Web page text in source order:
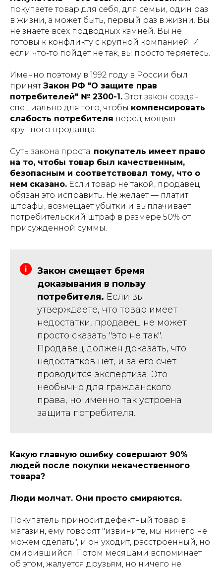
покупаете товар для себя, для семьи, один раз
в жизни, а может быть, первый раз в жизни. Вы
не знаете всех подводных камней. Вы не
готовы к конфликту с крупной компанией. И
если что-то пойдет не так, вы просто теряетесь.
Именно поэтому в 1992 году в России был
принятЗакон РФ "О защите прав
потребителей" № 2300-1. Этот закон создан
специально для того, чтобы компенсировать
слабость потребителя перед мощью
крупного продавца.
Суть закона проста: покупатель имеет право
на то, чтобы товар был качественным,
безопасным и соответствовал тому, что о
нем сказано. Если товар не такой, продавец
обязан это исправить. Не желает — платит
штрафы, возмещает убытки и выплачивает
потребительский штраф в размере 50% от
присужденной суммы.
Закон смещает бремя
доказывания в пользу
потребителя. Если вы
утверждаете, что товар имеет
недостатки, продавец не может
просто сказать "это не так".
Продавец должен доказать, что
недостатков нет, и за его счет
проводится экспертиза. Это
необычно для гражданского
права, но именно так устроена
защита потребителя.
Какую главную ошибку совершают 90%
людей после покупки некачественного
товара?
Люди молчат. Они просто смиряются.
Покупатель приносит дефектный товар в
магазин, ему говорят "извините, мы ничего не
можем сделать", и он уходит, расстроенный, но
смирившийся. Потом месяцами вспоминает
об этом, жалуется друзьям, но ничего не